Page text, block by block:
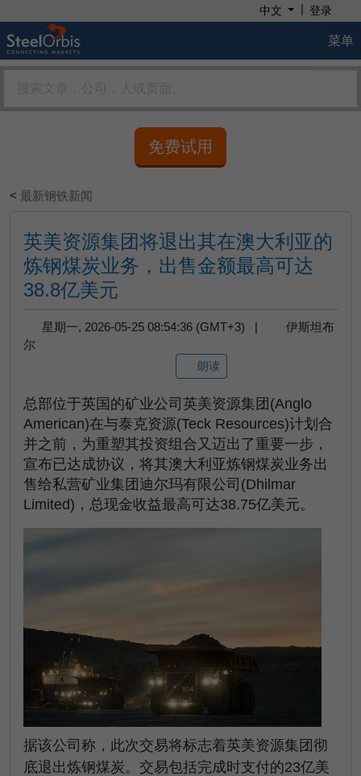
中文 | 登录
菜单
免费试用
< 最新钢铁新闻
英美资源集团将退出其在澳大利亚的
炼钢煤炭业务，出售金额最高可达
38.8亿美元
星期一, 2026-05-25 08:54:36 (GMT+3) |
伊斯坦布
尔
朗读
总部位于英国的矿业公司英美资源集团(Anglo
American)在与泰克资源(Teck Resources)计划合
并之前，为重塑其投资组合又迈出了重要一步，
宣布已达成协议，将其澳大利亚炼钢煤炭业务出
售给私营矿业集团迪尔玛有限公司(Dhilmar
Limited)，总现金收益最高可达38.75亿美元。
据该公司称，此次交易将标志着英美资源集团彻
底退出炼钢煤炭。交易包括完成时支付的23亿美